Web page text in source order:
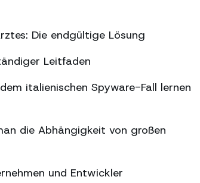
Die endgültige Lösung
Leitfaden
italienischen Spyware-Fall lernen
die Abhängigkeit von großen
und Entwickler